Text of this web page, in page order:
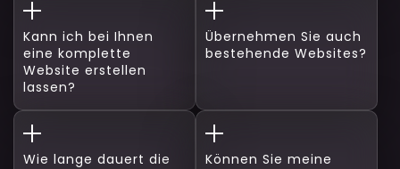
Kann ich bei Ihnen
eine komplette
Website erstellen
lassen?
Übernehmen Sie auch
bestehende Websites?
Wie lange dauert die
Können Sie meine